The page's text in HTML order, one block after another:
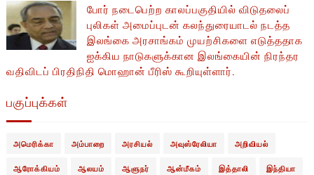
போர் நடைபெற்ற காலப்பகுதியில் ​​விடுதலைப்
புலிகள் அமைப்புடன் கலந்துரையாடல் நடத்த
இலங்கை அரசாங்கம் முயற்சிகளை எடுத்ததாக
ஐக்கிய நாடுகளுக்கான இலங்கையின் நிரந்தர
வதிவிடப் பிரதிநிதி மொஹான் பீரிஸ் கூறியுள்ளார்.
பகுப்புக்கள்
அமெரிக்கா அம்பாறை அரசியல் அவுஸ்ரேலியா அறிவியல்
ஆரோக்கியம் ஆலயம் ஆளுநர் ஆன்மீகம் இத்தாலி இந்தியா